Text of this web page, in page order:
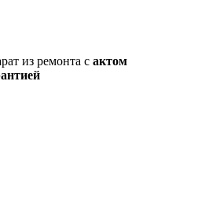
из ремонта с актом